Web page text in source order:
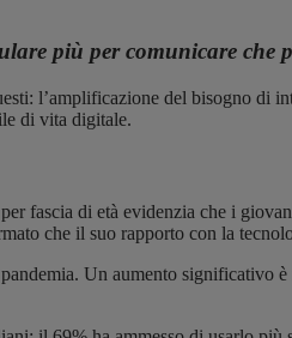
più per comunicare che
l’amplificazione del bisogno di
di vita digitale.
fascia di età evidenzia che i
che il suo rapporto con la
Un aumento significativo